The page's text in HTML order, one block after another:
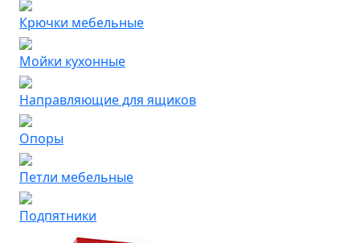
Крючки мебельные
Мойки кухонные
Направляющие для ящиков
Опоры
Петли мебельные
Подпятники